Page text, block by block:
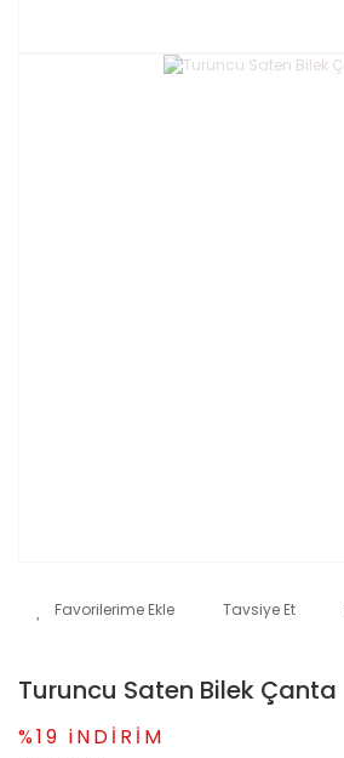
Tavsiye Et
Turuncu Saten Bilek Çanta
%19 iNDİRİM